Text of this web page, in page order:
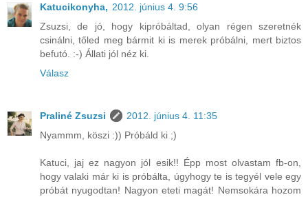
Katucikonyha, 2012. június 4. 9:56
Zsuzsi, de jó, hogy kipróbáltad, olyan régen szeretnék
csinálni, tőled meg bármit ki is merek próbálni, mert biztos
befutó. :-) Állati jól néz ki.
Válasz
Praliné Zsuzsi
2012. június 4. 11:35
Nyammm, köszi :)) Próbáld ki ;)
Katuci, jaj ez nagyon jól esik!! Épp most olvastam fb-on,
hogy valaki már ki is próbálta, úgyhogy te is tegyél vele egy
próbát nyugodtan! Nagyon eteti magát! Nemsokára hozom